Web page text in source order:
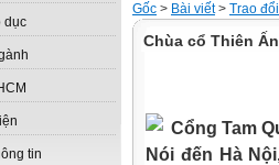
dục
tin
Gốc > Bài viết> Trao
Chùa cổ Thiên
Cổng Tam
Nói đến Hà